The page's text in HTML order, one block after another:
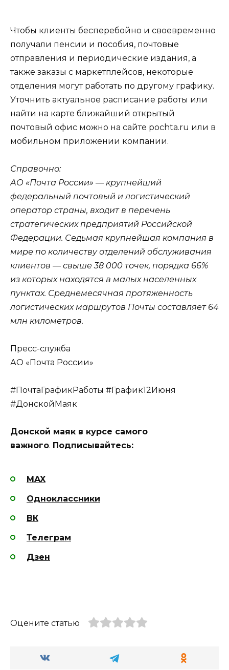
Чтобы клиенты бесперебойно и своевременно
получали пенсии и пособия, почтовые
отправления и периодические издания, а
также заказы с маркетплейсов, некоторые
отделения могут работать по другому графику.
Уточнить актуальное расписание работы или
найти на карте ближайший открытый
почтовый офис можно на сайте pochta.ru или в
мобильном приложении компании.
Справочно:
АО «Почта России» — крупнейший
федеральный почтовый и логистический
оператор страны, входит в перечень
стратегических предприятий Российской
Федерации. Седьмая крупнейшая компания в
мире по количеству отделений обслуживания
клиентов — свыше 38 000 точек, порядка 66%
из которых находятся в малых населенных
пунктах. Среднемесячная протяженность
логистических маршрутов Почты составляет 64
млн километров.
Пресс-служба
АО «Почта России»
#ПочтаГрафикРаботы #График12Июня
#ДонскойМаяк
Донской маяк в курсе самого
важного. Подписывайтесь:
MAX
Одноклассники
ВК
Телеграм
Дзен
Оцените статью